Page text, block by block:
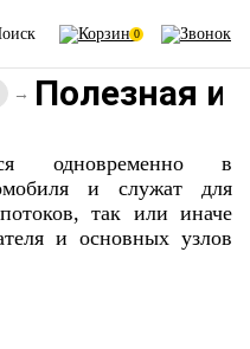
0
Полезная
одновременно в
и служат для
так или иначе
и основных узлов